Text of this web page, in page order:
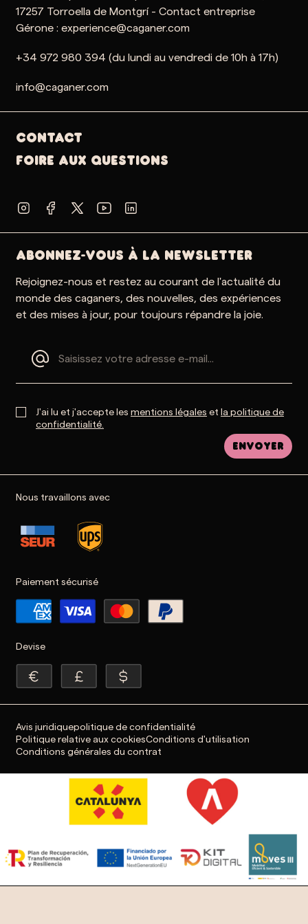
17257 Torroella de Montgrí - Contact entreprise
Gérone : experience@caganer.com
+34 972 980 394 (du lundi au vendredi de 10h à 17h)
info@caganer.com
Contact
Foire aux questions
ABONNEZ-VOUS À LA NEWSLETTER
Rejoignez-nous et restez au courant de l'actualité du
monde des caganers, des nouvelles, des expériences
et des mises à jour, pour toujours répandre la joie.
J'ai lu et j'accepte les mentions légales et la politique de
confidentialité.
Envoyer
Nous travaillons avec
Paiement sécurisé
Devise
Avis juridiquepolitique de confidentialité
Politique relative aux cookiesConditions d'utilisation
Conditions générales du contrat